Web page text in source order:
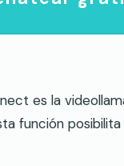
es la
función